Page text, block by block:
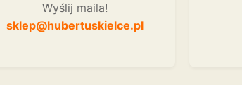
Wyślij maila!
sklep@hubertuskielce.pl